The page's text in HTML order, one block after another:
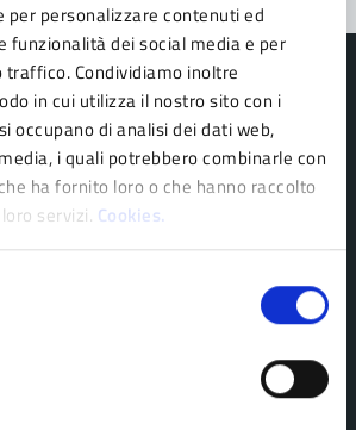
per personalizzare contenuti ed
funzionalità dei social media e per
Condividiamo inoltre
in cui utilizza il nostro sito con i
occupano di analisi dei dati web,
i quali potrebbero combinarle con
ha fornito loro o che hanno raccolto
servizi. Cookies.
Pavullo nel Frignano